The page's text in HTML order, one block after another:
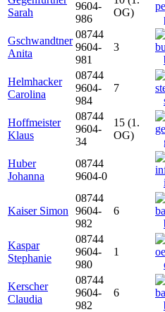
Sarah
9604-
986
OG)
Gschwandtner
Anita
08744
9604-
981
3
Helmhacker
Carolina
08744
9604-
984
7
Hoffmeister
Klaus
08744
9604-
34
15 (1.
OG)
Huber
Johanna
08744
9604-0
Kaiser Simon
08744
9604-
982
6
Kaspar
Stephanie
08744
9604-
980
1
Kerscher
Claudia
08744
9604-
982
6